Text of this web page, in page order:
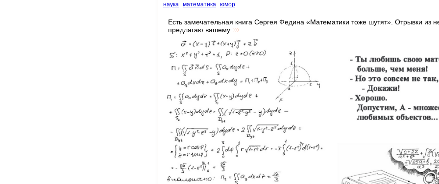
наука математика юмор
Есть замечательная книга Сергея Федина «Математики тоже шутят». Отрывки из
предлагаю вашему